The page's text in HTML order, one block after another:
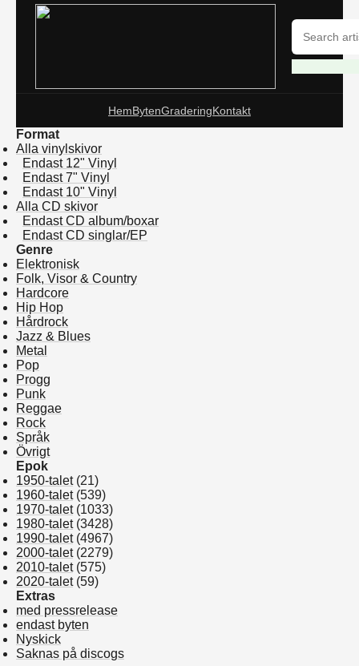
HemBytenGraderingKontakt
Format
Alla vinylskivor
Endast 12" Vinyl
Endast 7" Vinyl
Endast 10" Vinyl
Alla CD skivor
Endast CD album/boxar
Endast CD singlar/EP
Genre
Elektronisk
Folk, Visor & Country
Hardcore
Hip Hop
Hårdrock
Jazz & Blues
Metal
Pop
Progg
Punk
Reggae
Rock
Språk
Övrigt
Epok
1950-talet(21)
1960-talet(539)
1970-talet(1033)
1980-talet(3428)
1990-talet(4967)
2000-talet(2279)
2010-talet(575)
2020-talet(59)
Extras
med pressrelease
endast byten
Nyskick
Saknas på discogs